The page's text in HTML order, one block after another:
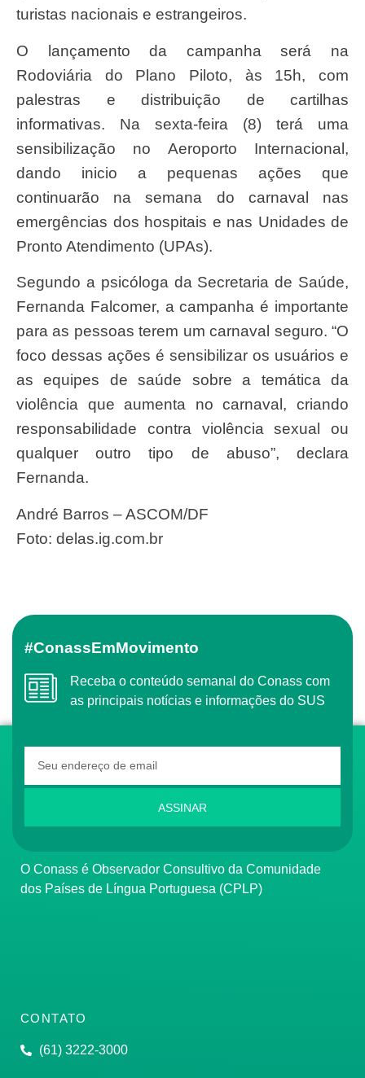
turistas nacionais e estrangeiros.
O lançamento da campanha será na
Rodoviária do Plano Piloto, às 15h, com
palestras e distribuição de cartilhas
informativas. Na sexta-feira (8) terá uma
sensibilização no Aeroporto Internacional,
dando inicio a pequenas ações que
continuarão na semana do carnaval nas
emergências dos hospitais e nas Unidades de
Pronto Atendimento (UPAs).
Segundo a psicóloga da Secretaria de Saúde,
Fernanda Falcomer, a campanha é importante
para as pessoas terem um carnaval seguro. “O
foco dessas ações é sensibilizar os usuários e
as equipes de saúde sobre a temática da
violência que aumenta no carnaval, criando
responsabilidade contra violência sexual ou
qualquer outro tipo de abuso”, declara
Fernanda.
André Barros – ASCOM/DF
Foto: delas.ig.com.br
#ConassEmMovimento
Receba o conteúdo semanal do Conass com
as principais notícias e informações do SUS
ASSINAR
O Conass é Observador Consultivo da Comunidade
dos Países de Língua Portuguesa (CPLP)
CONTATO
(61) 3222-3000